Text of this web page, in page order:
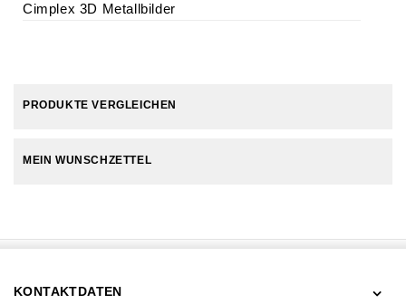
Cimplex 3D Metallbilder
PRODUKTE VERGLEICHEN
MEIN WUNSCHZETTEL
KONTAKTDATEN